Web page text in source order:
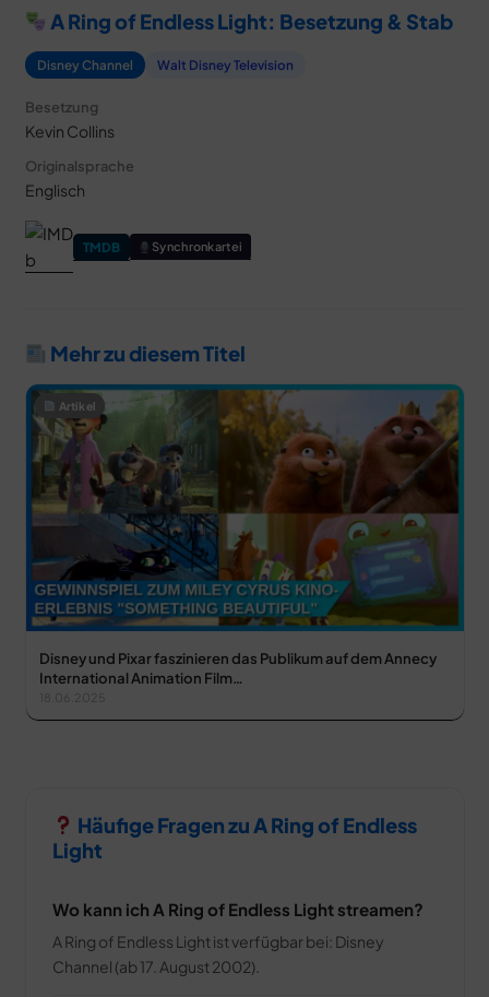
A Ring of Endless Light: Besetzung & Stab
Disney Channel Walt Disney Television
Besetzung
Kevin Collins
Originalsprache
Englisch
TMDB Synchronkartei
Mehr zu diesem Titel
Artikel
Disney und Pixar faszinieren das Publikum auf dem Annecy
International Animation Film…
18.06.2025
Häufige Fragen zu A Ring of Endless
Light
Wo kann ich A Ring of Endless Light streamen?
A Ring of Endless Light ist verfügbar bei: Disney
Channel (ab 17. August 2002).